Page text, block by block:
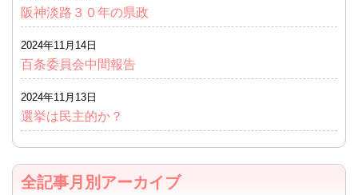
阪神淡路３０年の県政
2024年11月14日
百条委員会中間報告
2024年11月13日
選挙は民主的か？
全記事月別アーカイブ